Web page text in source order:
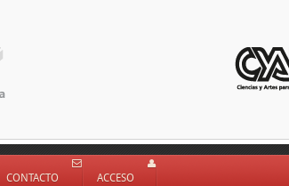
CONTACTO ACCESO